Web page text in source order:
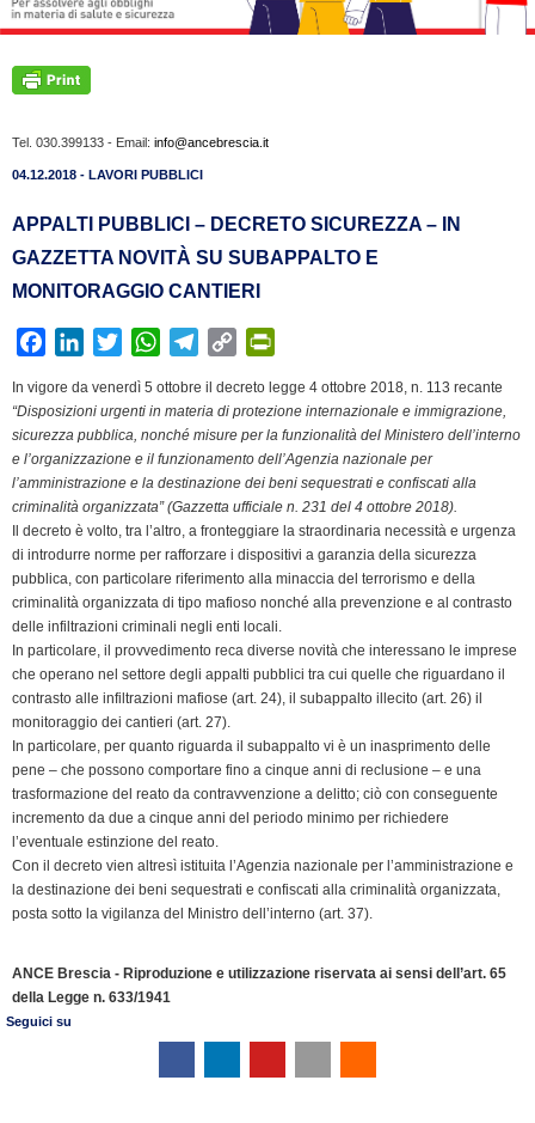
Tel. 030.399133 - Email: info@ancebrescia.it
04.12.2018 - LAVORI PUBBLICI
APPALTI PUBBLICI – DECRETO SICUREZZA – IN
GAZZETTA NOVITÀ SU SUBAPPALTO E
MONITORAGGIO CANTIERI
c
e
b
o
o
k
n
k
e
d
I
n
i
t
t
e
r
W
a
t
s
A
p
p
l
e
g
r
a
m
C
p
y
L
i
n
k
i
n
t
F
r
i
e
n
d
l
y
In vigore da venerdì 5 ottobre il decreto legge 4 ottobre 2018, n. 113 recante
“Disposizioni urgenti in materia di protezione internazionale e immigrazione,
sicurezza pubblica, nonché misure per la funzionalità del Ministero dell’interno
e l’organizzazione e il funzionamento dell’Agenzia nazionale per
l’amministrazione e la destinazione dei beni sequestrati e confiscati alla
criminalità organizzata” (Gazzetta ufficiale n. 231 del 4 ottobre 2018).
Il decreto è volto, tra l’altro, a fronteggiare la straordinaria necessità e urgenza
di introdurre norme per rafforzare i dispositivi a garanzia della sicurezza
pubblica, con particolare riferimento alla minaccia del terrorismo e della
criminalità organizzata di tipo mafioso nonché alla prevenzione e al contrasto
delle infiltrazioni criminali negli enti locali.
In particolare, il provvedimento reca diverse novità che interessano le imprese
che operano nel settore degli appalti pubblici tra cui quelle che riguardano il
contrasto alle infiltrazioni mafiose (art. 24), il subappalto illecito (art. 26) il
monitoraggio dei cantieri (art. 27).
In particolare, per quanto riguarda il subappalto vi è un inasprimento delle
pene – che possono comportare fino a cinque anni di reclusione – e una
trasformazione del reato da contravvenzione a delitto; ciò con conseguente
incremento da due a cinque anni del periodo minimo per richiedere
l’eventuale estinzione del reato.
Con il decreto vien altresì istituita l’Agenzia nazionale per l’amministrazione e
la destinazione dei beni sequestrati e confiscati alla criminalità organizzata,
posta sotto la vigilanza del Ministro dell’interno (art. 37).
ANCE Brescia - Riproduzione e utilizzazione riservata ai sensi dell’art. 65
della Legge n. 633/1941
Seguici su